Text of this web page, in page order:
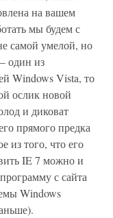
на вашем
мы будем с
самой умелой, но
один из
Windows Vista, то
ослик новой
и диковат
прямого предка
из того, что его
IE 7 можно и
с сайта
Windows